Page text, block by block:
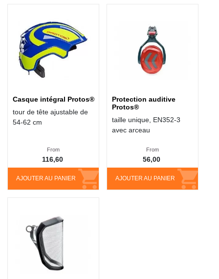
Casque intégral Protos®
tour de tête ajustable de
54-62 cm
AJOUTER AU PANIER
From
116,60
Protection auditive
Protos®
taille unique, EN352-3
avec arceau
AJOUTER AU PANIER
From
56,00